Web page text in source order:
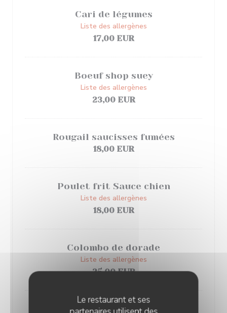
Le restaurant et ses
Cari de légumes
Liste des allergènes
17,00 EUR
Boeuf shop suey
Liste des allergènes
23,00 EUR
Rougail saucisses fumées
18,00 EUR
Poulet frit Sauce chien
Liste des allergènes
18,00 EUR
Colombo de dorade
Liste des allergènes
25,00 EUR
Canard à la vanille